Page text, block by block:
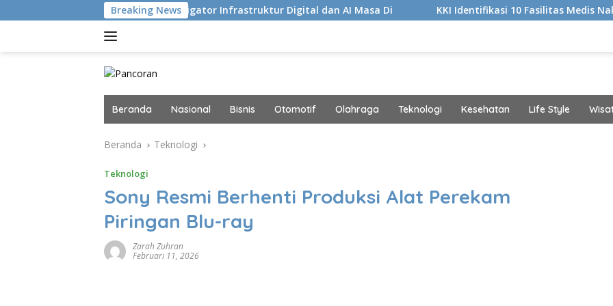
ke
Breaking News
Navigator Infrastruktur Digital dan AI Masa Di KKI Identifikasi 10 Fasilitas Medis Nakes yang
Beranda Nasional Bisnis Otomotif Olahraga Teknologi Kesehatan Life Style
Beranda Teknologi
Teknologi
Sony Resmi Berhenti Produksi Alat Perekam
Piringan Blu-ray
Zarah Zuhran
Februari 11, 2026